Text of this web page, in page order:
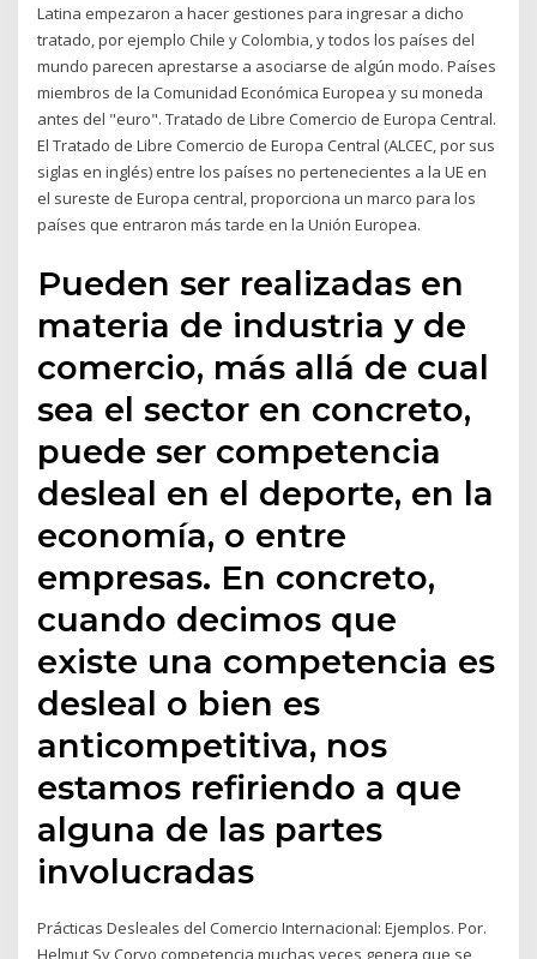
Latina empezaron a hacer gestiones para ingresar a dicho
tratado, por ejemplo Chile y Colombia, y todos los países del
mundo parecen aprestarse a asociarse de algún modo. Países
miembros de la Comunidad Económica Europea y su moneda
antes del "euro". Tratado de Libre Comercio de Europa Central.
El Tratado de Libre Comercio de Europa Central (ALCEC, por sus
siglas en inglés) entre los países no pertenecientes a la UE en
el sureste de Europa central, proporciona un marco para los
países que entraron más tarde en la Unión Europea.
Pueden ser realizadas en
materia de industria y de
comercio, más allá de cual
sea el sector en concreto,
puede ser competencia
desleal en el deporte, en la
economía, o entre
empresas. En concreto,
cuando decimos que
existe una competencia es
desleal o bien es
anticompetitiva, nos
estamos refiriendo a que
alguna de las partes
involucradas
Prácticas Desleales del Comercio Internacional: Ejemplos. Por.
Helmut Sy Corvo competencia muchas veces genera que se